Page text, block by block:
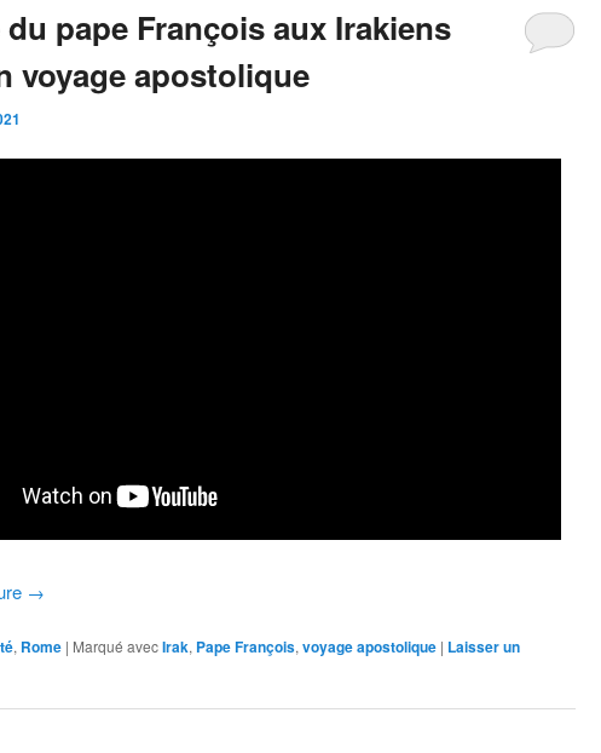
du pape François aux Irakiens
voyage apostolique
→
, Rome | Marqué avecIrak, Pape François, voyage apostolique | Laisser un